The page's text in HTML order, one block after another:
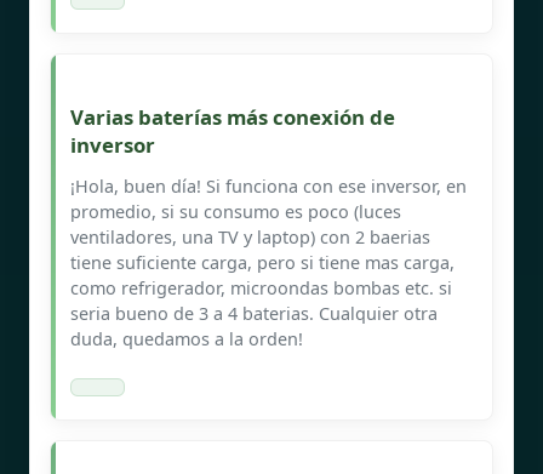
Varias baterías más conexión de
inversor
¡Hola, buen día! Si funciona con ese inversor, en
promedio, si su consumo es poco (luces
ventiladores, una TV y laptop) con 2 baerias
tiene suficiente carga, pero si tiene mas carga,
como refrigerador, microondas bombas etc. si
seria bueno de 3 a 4 baterias. Cualquier otra
duda, quedamos a la orden!